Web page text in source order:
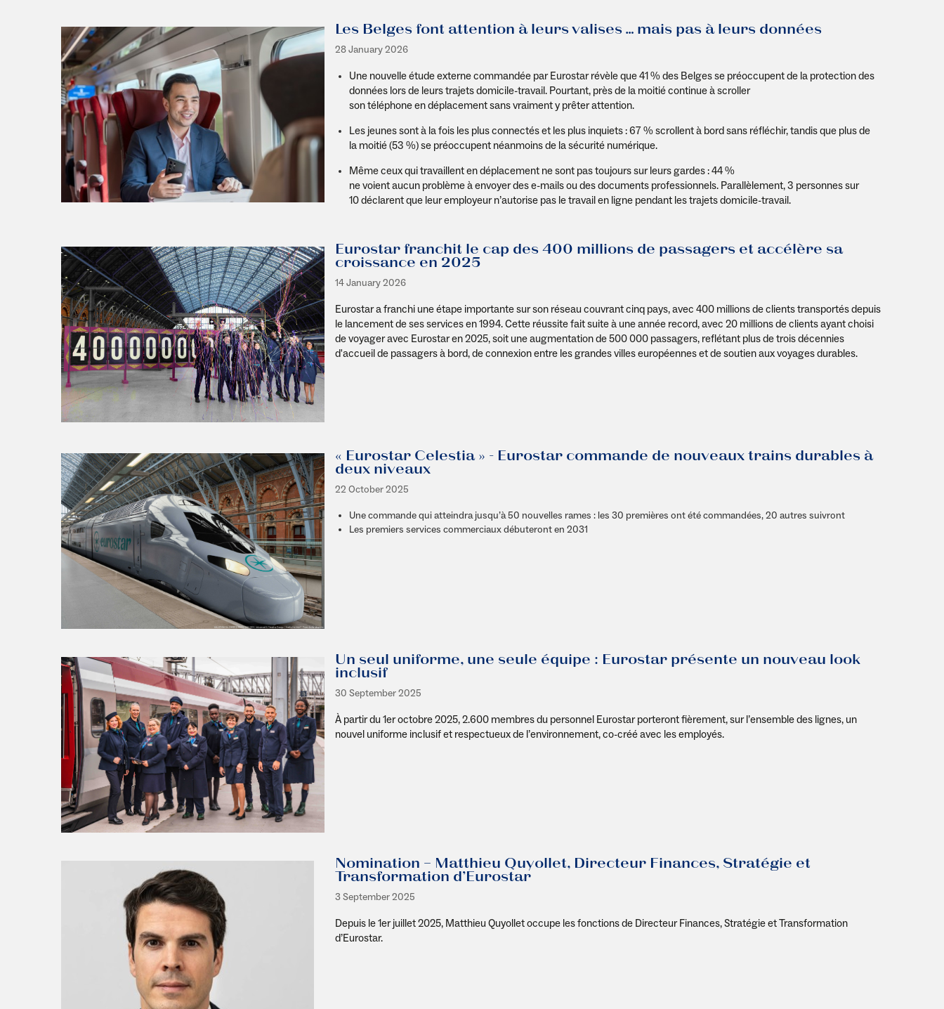
Les Belges font attention à leurs valises … mais pas à leurs données
28 January 2026
Une nouvelle étude externe commandée par Eurostar révèle que 41 % des Belges se préoccupent de la protection des
données lors de leurs trajets domicile-travail. Pourtant, près de la moitié continue à scroller
son téléphone en déplacement sans vraiment y prêter attention.
Les jeunes sont à la fois les plus connectés et les plus inquiets : 67 % scrollent à bord sans réfléchir, tandis que plus de
la moitié (53 %) se préoccupent néanmoins de la sécurité numérique.
Même ceux qui travaillent en déplacement ne sont pas toujours sur leurs gardes : 44 %
ne voient aucun problème à envoyer des e-mails ou des documents professionnels. Parallèlement, 3 personnes sur
10 déclarent que leur employeur n’autorise pas le travail en ligne pendant les trajets domicile-travail.
Eurostar franchit le cap des 400 millions de passagers et accélère sa
croissance en 2025
14 January 2026
Eurostar a franchi une étape importante sur son réseau couvrant cinq pays, avec 400 millions de clients transportés depuis
le lancement de ses services en 1994. Cette réussite fait suite à une année record, avec 20 millions de clients ayant choisi
de voyager avec Eurostar en 2025, soit une augmentation de 500 000 passagers, reflétant plus de trois décennies
d'accueil de passagers à bord, de connexion entre les grandes villes européennes et de soutien aux voyages durables.
« Eurostar Celestia » - Eurostar commande de nouveaux trains durables à
deux niveaux
22 October 2025
Une commande qui atteindra jusqu’à 50 nouvelles rames : les 30 premières ont été commandées, 20 autres suivront
Les premiers services commerciaux débuteront en 2031
Un seul uniforme, une seule équipe : Eurostar présente un nouveau look
inclusif
30 September 2025
À partir du 1er octobre 2025,2.600 membres du personnel Eurostar porteront fièrement, sur l’ensemble des lignes, un
nouvel uniforme inclusif et respectueux de l’environnement,co-crééavec les employés.
Nomination – Matthieu Quyollet, Directeur Finances, Stratégie et
Transformation d’Eurostar
3 September 2025
Depuis le 1er juillet 2025, Matthieu Quyollet occupe les fonctions de Directeur Finances, Stratégie et Transformation
d’Eurostar.